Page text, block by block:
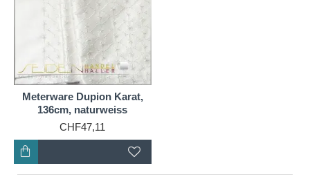
Meterware Dupion Karat,
136cm, naturweiss
CHF47,11